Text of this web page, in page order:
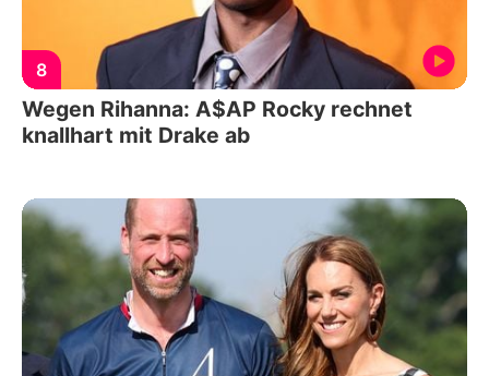
8
Wegen Rihanna: A$AP Rocky rechnet
knallhart mit Drake ab